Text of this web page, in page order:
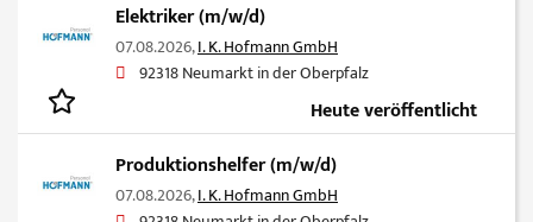
Elektriker (m/w/d)
07.08.2026,I. K. Hofmann GmbH
92318 Neumarkt in der Oberpfalz
Heute veröffentlicht
Produktionshelfer (m/w/d)
07.08.2026,I. K. Hofmann GmbH